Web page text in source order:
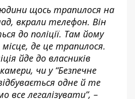
щось трапилося на
вкрали телефон. Він
до поліції. Там йому
де це трапилося.
йде до власників
чи у “Безпечне
одне й те
все легалізувати”, –